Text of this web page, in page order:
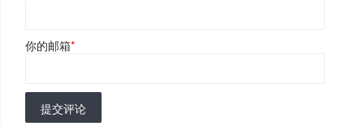
你的邮箱*
提交评论